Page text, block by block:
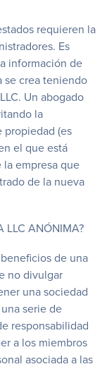
requieren la
Es
información de
se crea teniendo
Un abogado
la
(es
el que está
la empresa que
de la nueva
LLC ANÓNIMA?
de una
no divulgar
una sociedad
serie de
responsabilidad
a los miembros
asociada a las